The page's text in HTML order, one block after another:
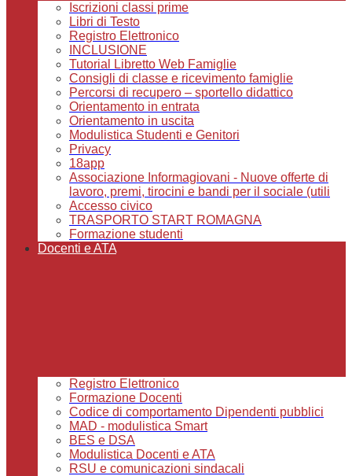
Iscrizioni classi prime
Libri di Testo
Registro Elettronico
INCLUSIONE
Tutorial Libretto Web Famiglie
Consigli di classe e ricevimento famiglie
Percorsi di recupero – sportello didattico
Orientamento in entrata
Orientamento in uscita
Modulistica Studenti e Genitori
Privacy
18app
Associazione Informagiovani - Nuove offerte di
lavoro, premi, tirocini e bandi per il sociale (utili
Accesso civico
TRASPORTO START ROMAGNA
Formazione studenti
Docenti e ATA
Registro Elettronico
Formazione Docenti
Codice di comportamento Dipendenti pubblici
MAD - modulistica Smart
BES e DSA
Modulistica Docenti e ATA
RSU e comunicazioni sindacali